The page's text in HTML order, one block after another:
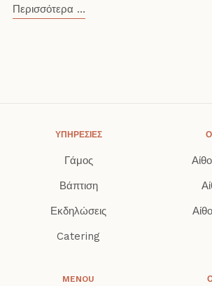
Περισσότερα …
ΥΠΗΡΕΣΊΕΣ
Γάμος
Βάπτιση
Εκδηλώσεις
Catering
MENOU